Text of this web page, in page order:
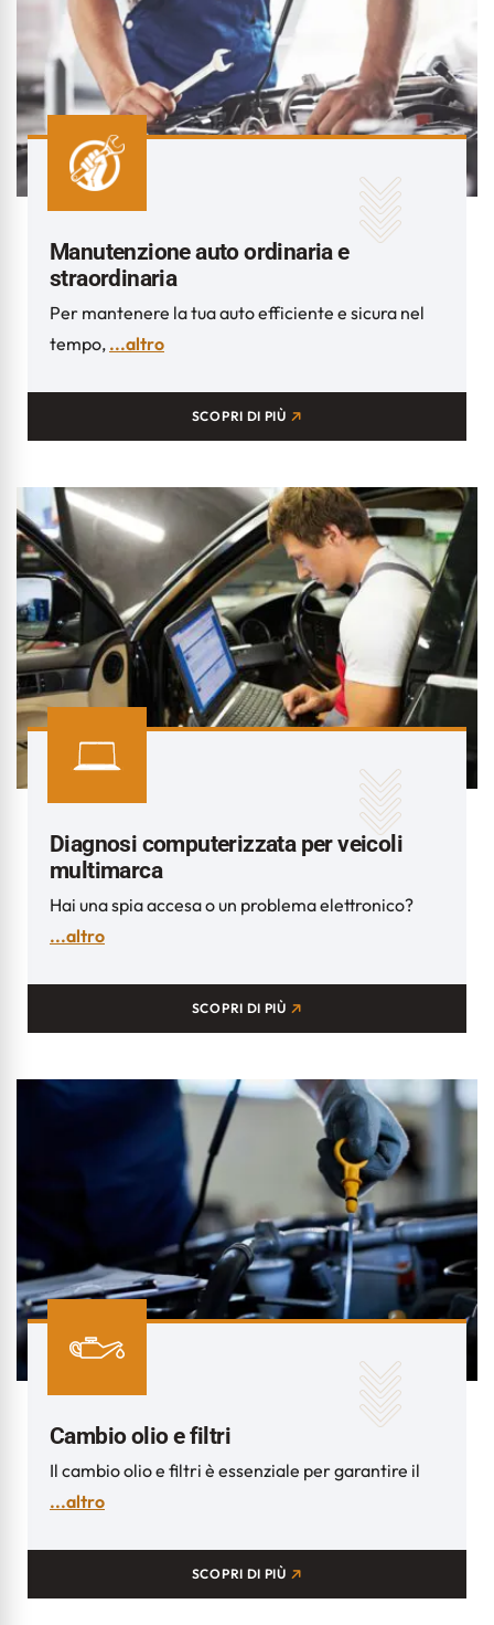
Manutenzione auto ordinaria e
straordinaria
Per mantenere la tua auto efficiente e sicura nel
tempo, ...altro
SCOPRI DI PIÙ
Diagnosi computerizzata per veicoli
multimarca
Hai una spia accesa o un problema elettronico?
...altro
SCOPRI DI PIÙ
Cambio olio e filtri
Il cambio olio e filtri è essenziale per garantire il
...altro
SCOPRI DI PIÙ